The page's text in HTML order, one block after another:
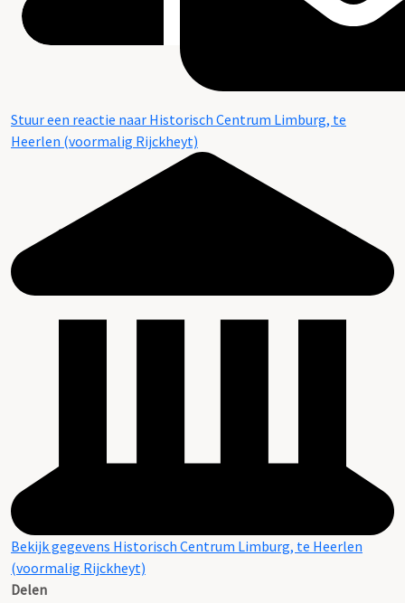
Stuur een reactie naar Historisch Centrum Limburg, te
Heerlen (voormalig Rijckheyt)
Bekijk gegevens Historisch Centrum Limburg, te Heerlen
(voormalig Rijckheyt)
Delen